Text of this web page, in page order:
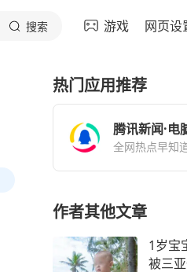
搜索 游戏 网页设
热门应用推荐
腾讯新闻·电
全网热点早知
作者其他文章
1岁宝
被三